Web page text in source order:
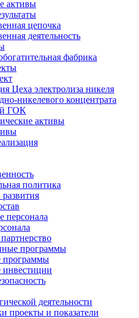
активы
цепочка
деятельность
фабрика
Цеха электролиза никеля
никелевого концентрата
ГОК
активы
политика
персонала
программы
программы
деятельности
проекты и показатели